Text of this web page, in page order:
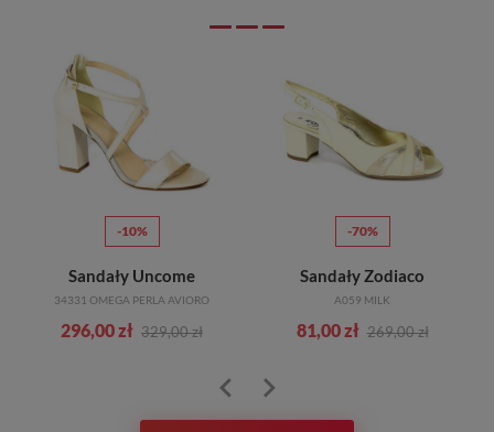
-10%
Sandały Uncome
34331 OMEGA PERLA AVIORO
296,00 zł 329,00 zł
-70%
Sandały Zodiaco
A059 MILK
81,00 zł 269,00 zł